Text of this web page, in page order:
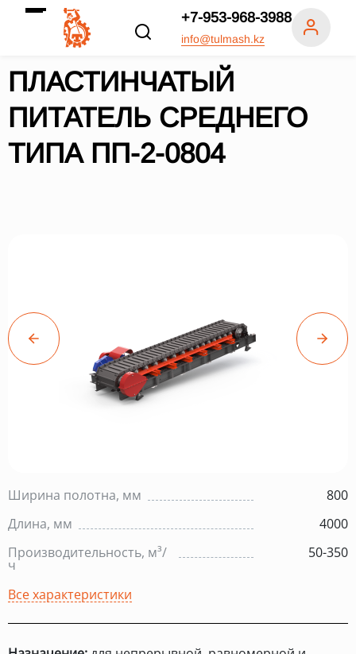
+7-953-968-3988
info@tulmash.kz
ПЛАСТИНЧАТЫЙ
ПИТАТЕЛЬ СРЕДНЕГО
ТИПА ПП-2-0804
Ширина полотна, мм
800
Длина, мм
4000
Производительность, м³/
ч
50-350
Все характеристики